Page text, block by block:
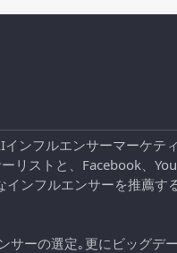
ンフルエンサーマーケ
リストと、Facebook、
ンフルエンサーを推薦
サーの選定｡更にビッグデ